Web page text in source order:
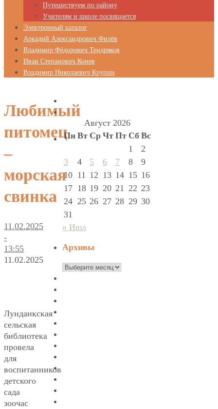
Путешествуем по району
Учителям и школе посвящается
Электронный каталог
Аркадий Александрович Филёв
Владимир Фёдорович Тендряков
Иван Степанович Конев
Владимир Николаевич Крупин
Любимый
питомец
–
морская
свинка
11.02.2025
-
13:55
11.02.2025
Лунданкская
сельская
библиотека
провела
для
воспитанников
детского
сада
зоочас
Август 2026
Пн Вт Ср Чт Пт Сб Вс
1
2
3
4 5 6 7 8
9
10 11 12 13 14 15 16
17 18 19 20 21 22 23
24 25 26 27 28 29 30
31
« Июл
Архивы
Архивы